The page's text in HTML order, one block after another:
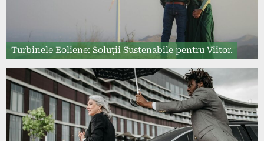
Turbinele Eoliene: Soluții Sustenabile pentru Viitor.